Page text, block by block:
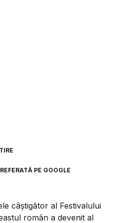
PE GOOGLE
câștigător al Festivalului
român a devenit al